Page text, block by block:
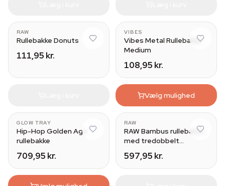
RAW
Rullebakke Donuts
111,95 kr.
VIBES
Vibes Metal Rullebakke
Medium
108,95 kr.
Vælg mulighed
GLOW TRAY
Hip-Hop Golden Age
rullebakke
709,95 kr.
RAW
RAW Bambus rullebakke
med tredobbelt
597,95 kr.